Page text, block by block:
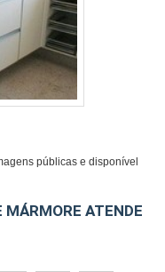
públicas e disponível
MÁRMORE ATENDE